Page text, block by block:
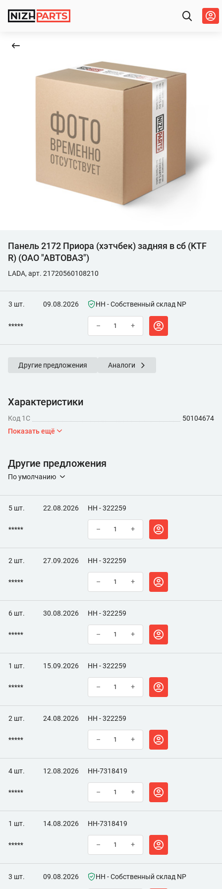
Панель 2172 Приора (хэтчбек) задняя в сб (KTF
R) (ОАО "АВТОВАЗ")
LADA, арт. 21720560108210
3 шт. 09.08.2026 НН - Собственный склад NP
***** – +
Другие предложения Аналоги
Характеристики
Код 1С
50104674
Показать ещё
Другие предложения
По умолчанию
5 шт. 22.08.2026 НН - 322259
***** – +
2 шт. 27.09.2026 НН - 322259
***** – +
6 шт. 30.08.2026 НН - 322259
***** – +
1 шт. 15.09.2026 НН - 322259
***** – +
2 шт. 24.08.2026 НН - 322259
***** – +
4 шт. 12.08.2026 НН-7318419
***** – +
1 шт. 14.08.2026 НН-7318419
***** – +
3 шт. 09.08.2026 НН - Собственный склад NP